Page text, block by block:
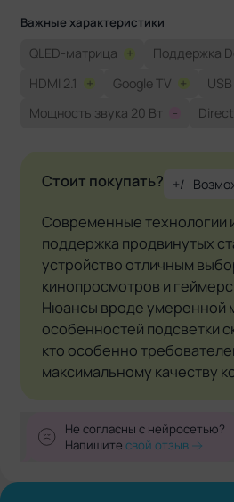
Важные характеристики
QLED-матрица + Поддержка
HDMI 2.1
+ Google TV +
Мощность звука 20 Вт
-
Стоит покупать? +/-
Современные технологии
поддержка продвинутых
устройство отличным
кинопросмотров и
Нюансы вроде умеренной
особенностей подсветки
кто особенно
максимальному качеству
Не согласны с нейросетью?
Напишитесвой отзыв